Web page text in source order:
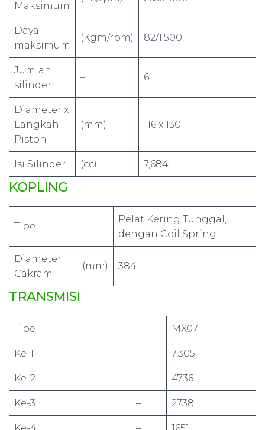
Maksimum
Daya
maksimum
(Kgm/rpm) 82/1.500
Jumlah
silinder
– 6
Diameter x
Langkah
Piston
(mm) 116 x 130
Isi Silinder (cc) 7,684
KOPLING
Tipe –
Pelat Kering Tunggal,
dengan Coil Spring
Diameter
Cakram
(mm) 384
TRANSMISI
Tipe – MX07
Ke-1 – 7,305
Ke-2 – 4736
Ke-3 – 2738